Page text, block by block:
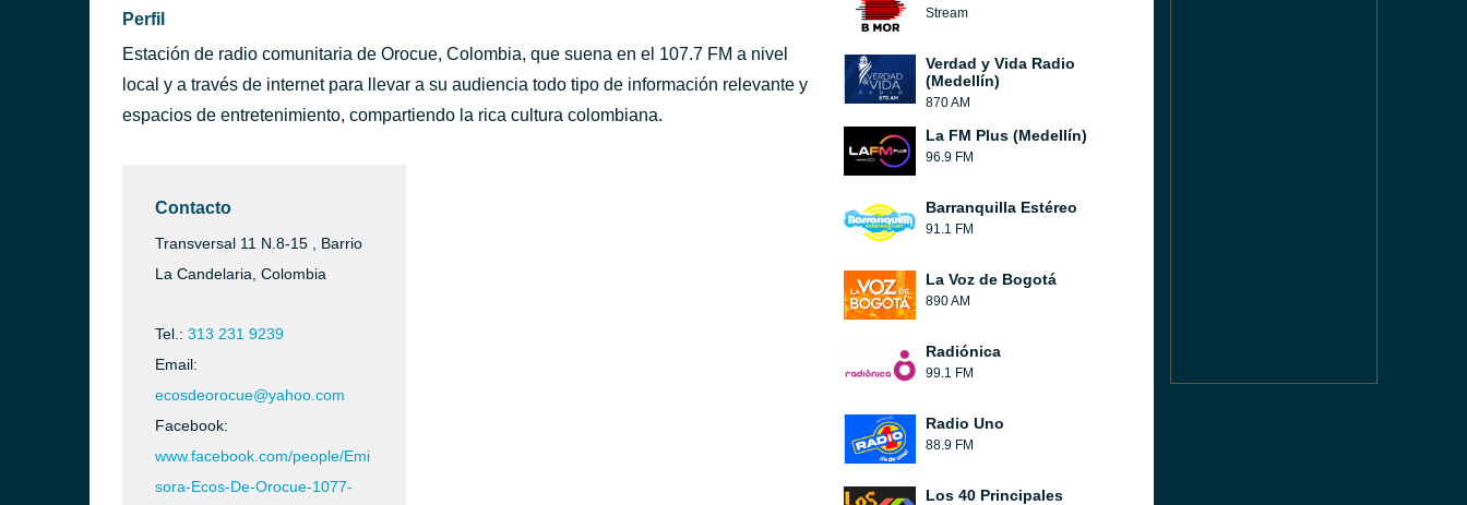
Perfil
Estación de radio comunitaria de Orocue, Colombia, que suena en el 107.7 FM a nivel
local y a través de internet para llevar a su audiencia todo tipo de información relevante y
espacios de entretenimiento, compartiendo la rica cultura colombiana.
Contacto
Transversal 11 N.8-15 , Barrio
La Candelaria, Colombia
Tel.: 313 231 9239
Email:
ecosdeorocue@yahoo.com
Facebook:
www.facebook.com/people/Emi
sora-Ecos-De-Orocue-1077-
Stream
Verdad y Vida Radio
(Medellín)
870 AM
La FM Plus (Medellín)
96.9 FM
Barranquilla Estéreo
91.1 FM
La Voz de Bogotá
890 AM
Radiónica
99.1 FM
Radio Uno
88.9 FM
Los 40 Principales